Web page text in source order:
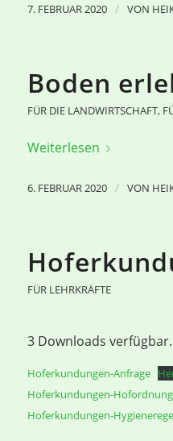
7. FEBRUAR 2020 / VON
Boden
FÜR DIE LANDWIRTSCHAFT,
Weiterlesen
6. FEBRUAR 2020 / VON
FÜR LEHRKRÄFTE
3 Downloads verfügbar.
Hoferkundungen-Anfrage
Hoferkundungen-Hofordnung
Hoferkundungen-